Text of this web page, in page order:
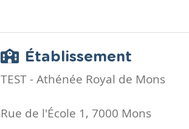
Établissement
TEST - Athénée Royal de Mons
Rue de l'École 1, 7000 Mons